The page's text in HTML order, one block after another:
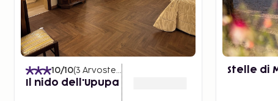
10/10(3 Arvostelut
Il nido dell'Upupa
Stelle di